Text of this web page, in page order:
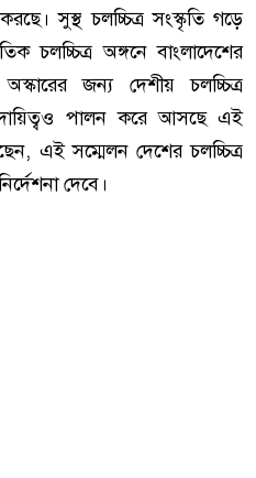
সুস্থ চলচ্চিত্র সংস্কৃতি গড়ে
চলচ্চিত্র অঙ্গনে বাংলাদেশের
অস্কারের জন্য দেশীয় চলচ্চিত্র
পালন করে আসছে এই
এই সম্মেলন দেশের চলচ্চিত্র
দেবে।